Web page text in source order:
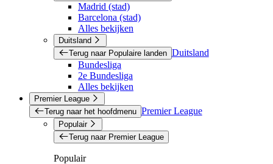
Madrid (stad)
Barcelona (stad)
Alles bekijken
Duitsland
Terug naar Populaire landen Duitsland
Bundesliga
2e Bundesliga
Alles bekijken
Premier League
Terug naar het hoofdmenu Premier League
Populair
Terug naar Premier League
Populair